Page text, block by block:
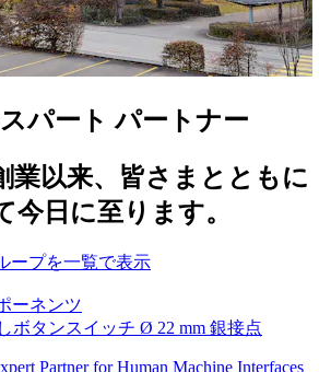
パート パートナー
業以来、皆さまとともに
今日に至ります。
ープを一覧で表示
ーネンツ
ボタンスイッチ Ø 22 mm 銀接点